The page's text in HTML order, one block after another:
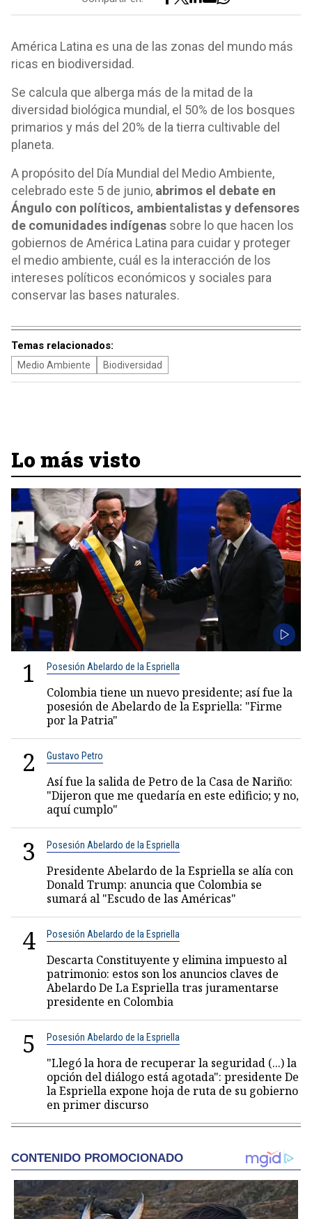
América Latina es una de las zonas del mundo más
ricas en biodiversidad.
Se calcula que alberga más de la mitad de la
diversidad biológica mundial, el 50% de los bosques
primarios y más del 20% de la tierra cultivable del
planeta.
A propósito del Día Mundial del Medio Ambiente,
celebrado este 5 de junio, abrimos el debate en
Ángulo con políticos, ambientalistas y defensores
de comunidades indígenas sobre lo que hacen los
gobiernos de América Latina para cuidar y proteger
el medio ambiente, cuál es la interacción de los
intereses políticos económicos y sociales para
conservar las bases naturales.
Temas relacionados:
Medio Ambiente Biodiversidad
Lo más visto
1 Posesión Abelardo de la Espriella
Colombia tiene un nuevo presidente; así fue la
posesión de Abelardo de la Espriella: "Firme
por la Patria"
2 Gustavo Petro
Así fue la salida de Petro de la Casa de Nariño:
"Dijeron que me quedaría en este edificio; y no,
aquí cumplo"
3 Posesión Abelardo de la Espriella
Presidente Abelardo de la Espriella se alía con
Donald Trump: anuncia que Colombia se
sumará al "Escudo de las Américas"
4 Posesión Abelardo de la Espriella
Descarta Constituyente y elimina impuesto al
patrimonio: estos son los anuncios claves de
Abelardo De La Espriella tras juramentarse
presidente en Colombia
5 Posesión Abelardo de la Espriella
"Llegó la hora de recuperar la seguridad (...) la
opción del diálogo está agotada": presidente De
la Espriella expone hoja de ruta de su gobierno
en primer discurso